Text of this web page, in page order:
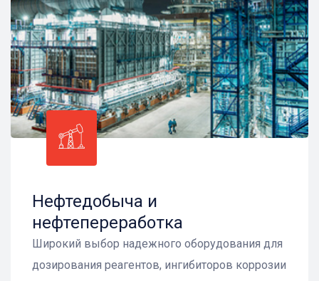
Нефтедобыча и
нефтепереработка
Широкий выбор надежного оборудования для
дозирования реагентов, ингибиторов коррозии